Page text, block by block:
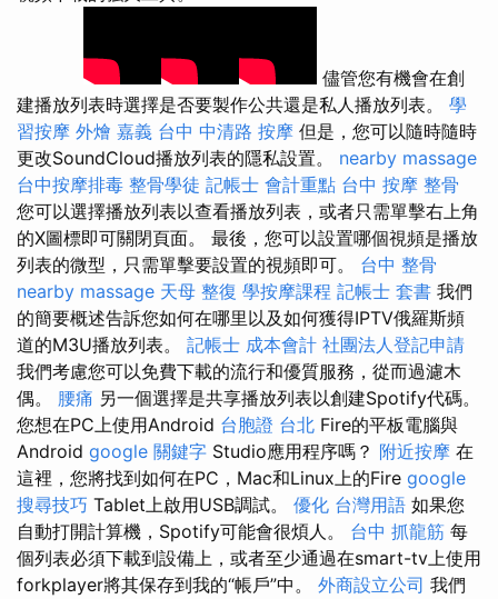
儘管您有機會在創
建播放列表時選擇是否要製作公共還是私人播放列表。 學
習按摩 外燴 嘉義 台中 中清路 按摩 但是，您可以隨時隨時
更改SoundCloud播放列表的隱私設置。 nearby massage
台中按摩排毒 整骨學徒 記帳士 會計重點 台中 按摩 整骨
您可以選擇播放列表以查看播放列表，或者只需單擊右上角
的X圖標即可關閉頁面。 最後，您可以設置哪個視頻是播放
列表的微型，只需單擊要設置的視頻即可。 台中 整骨
nearby massage 天母 整復 學按摩課程 記帳士 套書 我們
的簡要概述告訴您如何在哪里以及如何獲得IPTV俄羅斯頻
道的M3U播放列表。 記帳士 成本會計 社團法人登記申請
我們考慮您可以免費下載的流行和優質服務，從而過濾木
偶。 腰痛 另一個選擇是共享播放列表以創建Spotify代碼。
您想在PC上使用Android 台胞證 台北 Fire的平板電腦與
Android google 關鍵字 Studio應用程序嗎？ 附近按摩 在
這裡，您將找到如何在PC，Mac和Linux上的Fire google
搜尋技巧 Tablet上啟用USB調試。 優化 台灣用語 如果您
自動打開計算機，Spotify可能會很煩人。 台中 抓龍筋 每
個列表必須下載到設備上，或者至少通過在smart-tv上使用
forkplayer將其保存到我的“帳戶”中。 外商設立公司 我們